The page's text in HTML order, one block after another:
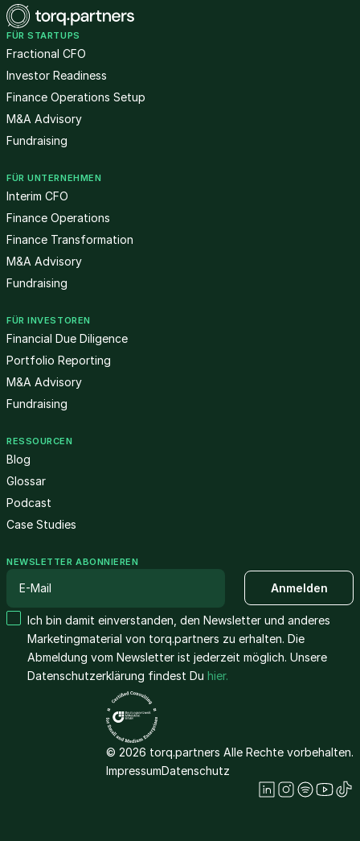
FÜR STARTUPS
Fractional CFO
Investor Readiness
Finance Operations Setup
M&A Advisory
Fundraising
FÜR UNTERNEHMEN
Interim CFO
Finance Operations
Finance Transformation
M&A Advisory
Fundraising
FÜR INVESTOREN
Financial Due Diligence
Portfolio Reporting
M&A Advisory
Fundraising
RESSOURCEN
Blog
Glossar
Podcast
Case Studies
NEWSLETTER ABONNIEREN
Ich bin damit einverstanden, den Newsletter und anderes
Marketingmaterial von torq.partners zu erhalten. Die
Abmeldung vom Newsletter ist jederzeit möglich. Unsere
Datenschutzerklärung findest Du hier.
© 2026 torq.partners Alle Rechte vorbehalten.
ImpressumDatenschutz